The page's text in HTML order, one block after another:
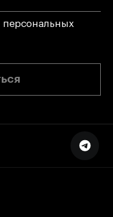
персональных